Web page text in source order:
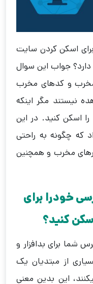
برای اسکن کردن سایت
جواب این سوال
مخرب و کدهای مخرب
نیستند مگر اینکه
اسکن کنید. در این
که چگونه به راحتی
مخرب و همچنین
خودرا برای
کنید؟
شما برای بدافزار و
از مبتدیان یک
این بدین معنی